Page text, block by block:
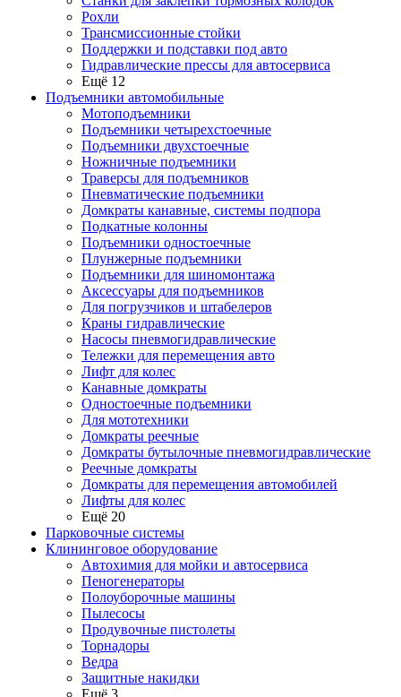
Рохли
Трансмиссионные стойки
Поддержки и подставки под авто
Гидравлические прессы для автосервиса
Ещё 12
Подъемники автомобильные
Мотоподъемники
Подъемники четырехстоечные
Подъемники двухстоечные
Ножничные подъемники
Траверсы для подъемников
Пневматические подъемники
Домкраты канавные, системы подпора
Подкатные колонны
Подъемники одностоечные
Плунжерные подъемники
Подъемники для шиномонтажа
Аксессуары для подъемников
Для погрузчиков и штабелеров
Краны гидравлические
Насосы пневмогидравлические
Тележки для перемещения авто
Лифт для колес
Канавные домкраты
Одностоечные подъемники
Для мототехники
Домкраты реечные
Домкраты бутылочные пневмогидравлические
Реечные домкраты
Домкраты для перемещения автомобилей
Лифты для колес
Ещё 20
Парковочные системы
Клининговое оборудование
Автохимия для мойки и автосервиса
Пеногенераторы
Полоуборочные машины
Пылесосы
Продувочные пистолеты
Торнадоры
Ведра
Защитные накидки
Ещё 3